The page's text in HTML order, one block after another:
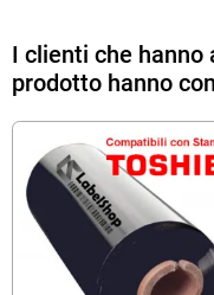
I clienti che
prodotto hanno